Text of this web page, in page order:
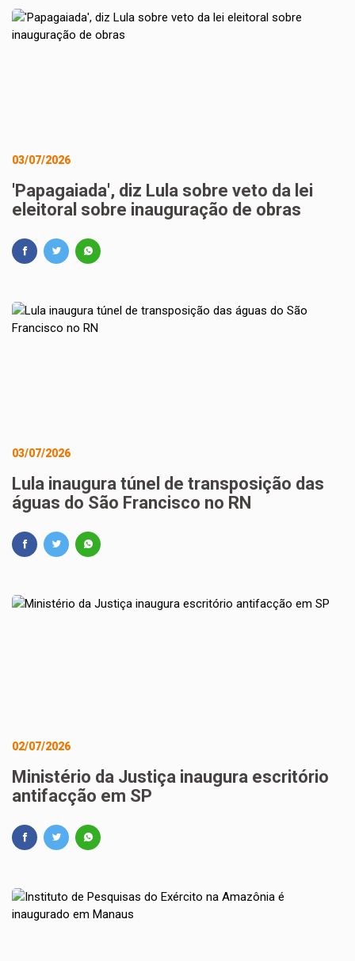
03/07/2026
'Papagaiada', diz Lula sobre veto da lei
eleitoral sobre inauguração de obras
03/07/2026
Lula inaugura túnel de transposição das
águas do São Francisco no RN
02/07/2026
Ministério da Justiça inaugura escritório
antifacção em SP